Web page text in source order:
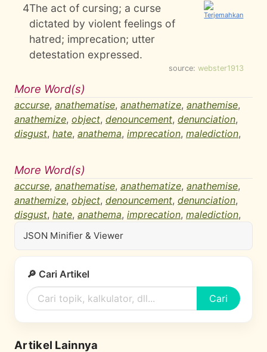
4The act of cursing; a curse
dictated by violent feelings of
hatred; imprecation; utter
detestation expressed.
source: webster1913
More Word(s)
accurse, anathematise, anathematize, anathemise,
anathemize, object, denouncement, denunciation,
disgust, hate, anathema, imprecation, malediction,
More Word(s)
accurse, anathematise, anathematize, anathemise,
anathemize, object, denouncement, denunciation,
disgust, hate, anathema, imprecation, malediction,
JSON Minifier & Viewer
🔎 Cari Artikel
Cari
Artikel Lainnya